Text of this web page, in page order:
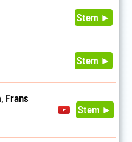
Stem ►
Stem ►
Frans
Stem ►